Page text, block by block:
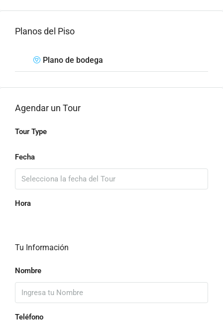
Planos del Piso
Plano de bodega
Agendar un Tour
Tour Type
Fecha
Hora
Tu Información
Nombre
Teléfono